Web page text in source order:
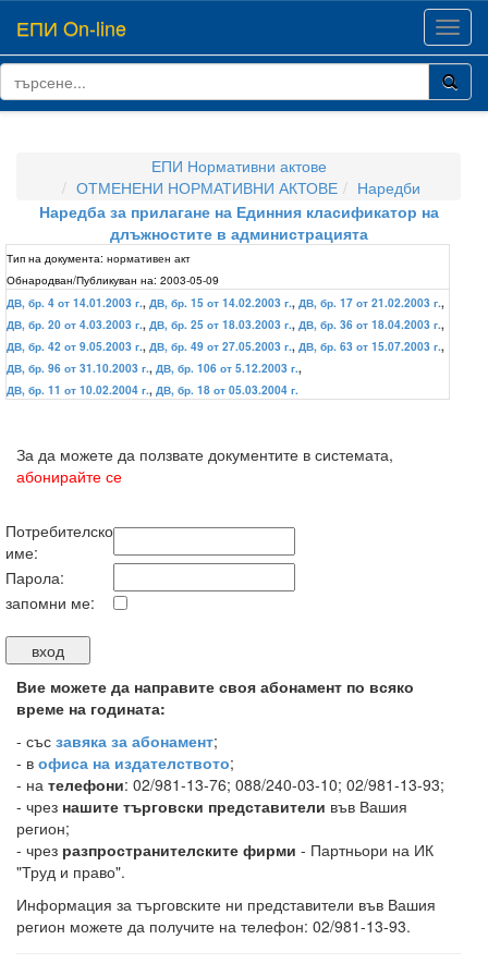
ЕПИ On-line
ЕПИ Нормативни актове
ОТМЕНЕНИ НОРМАТИВНИ АКТОВЕ
Наредби
Наредба за прилагане на Единния класификатор на
длъжностите в администрацията
Тип на документа: нормативен акт
Обнародван/Публикуван на: 2003-05-09
ДВ, бр. 4 от 14.01.2003 г., ДВ, бр. 15 от 14.02.2003 г., ДВ, бр. 17 от 21.02.2003 г.,
ДВ, бр. 20 от 4.03.2003 г., ДВ, бр. 25 от 18.03.2003 г., ДВ, бр. 36 от 18.04.2003 г.,
ДВ, бр. 42 от 9.05.2003 г., ДВ, бр. 49 от 27.05.2003 г., ДВ, бр. 63 от 15.07.2003 г.,
ДВ, бр. 96 от 31.10.2003 г., ДВ, бр. 106 от 5.12.2003 г.,
ДВ, бр. 11 от 10.02.2004 г., ДВ, бр. 18 от 05.03.2004 г.
За да можете да ползвате документите в системата,
абонирайте се
Потребителско
име:
Парола:
запомни ме:
Вие можете да направите своя абонамент по всяко
време на годината:
- със завяка за абонамент;
- в офиса на издателството;
- на телефони: 02/981-13-76; 088/240-03-10; 02/981-13-93;
- чрез нашите търговски представители във Вашия
регион;
- чрез разпространителските фирми - Партньори на ИК
"Труд и право".
Информация за търговските ни представители във Вашия
регион можете да получите на телефон: 02/981-13-93.